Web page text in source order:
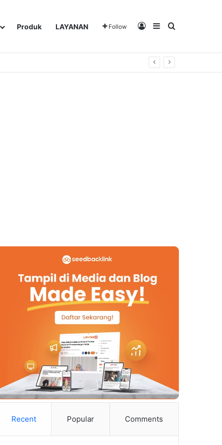
Produk LAYANAN Follow Log InSidebarSearch for
Recent Popular Comments